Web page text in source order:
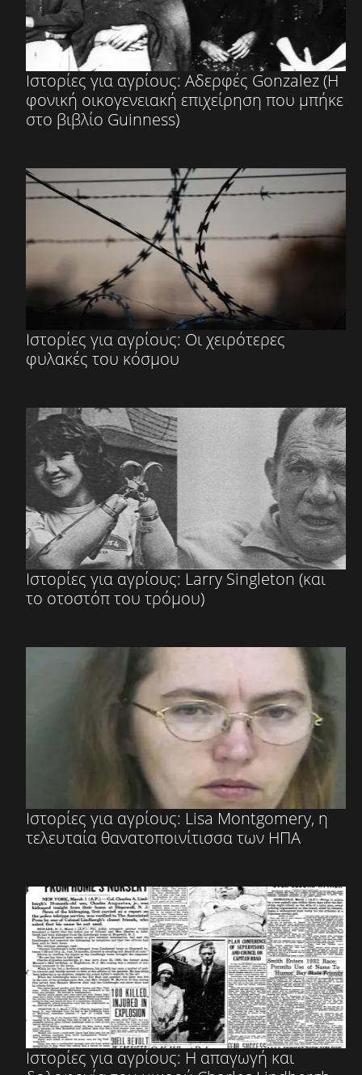
Ιστορίες για αγρίους: Αδερφές Gonzalez (Η
φονική οικογενειακή επιχείρηση που μπήκε
στο βιβλίο Guinness)
Ιστορίες για αγρίους: Οι χειρότερες
φυλακές του κόσμου
Ιστορίες για αγρίους: Larry Singleton (και
το οτοστόπ του τρόμου)
Ιστορίες για αγρίους: Lisa Montgomery, η
τελευταία θανατοποινίτισσα των ΗΠΑ
Ιστορίες για αγρίους: Η απαγωγή και